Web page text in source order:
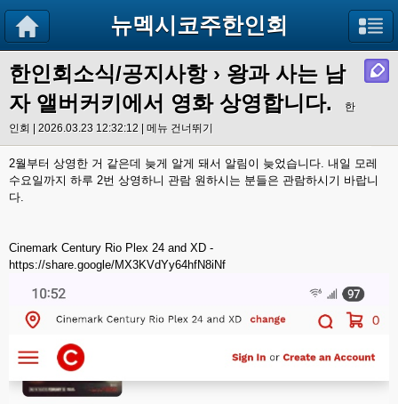
뉴멕시코주한인회
한인회소식/공지사항› 왕과 사는 남
자 앨버커키에서 영화 상영합니다.
한
인회 | 2026.03.23 12:32:12 | 메뉴 건너뛰기
2월부터 상영한 거 같은데 늦게 알게 돼서 알림이 늦었습니다. 내일 모레
수요일까지 하루 2번 상영하니 관람 원하시는 분들은 관람하시기 바랍니
다.
Cinemark Century Rio Plex 24 and XD -
https://share.google/MX3KVdYy64hfN8iNf